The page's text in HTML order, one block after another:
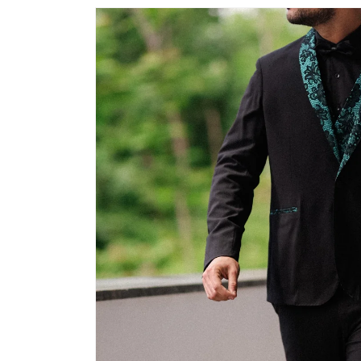
Passa alle
informazioni
sul prodotto